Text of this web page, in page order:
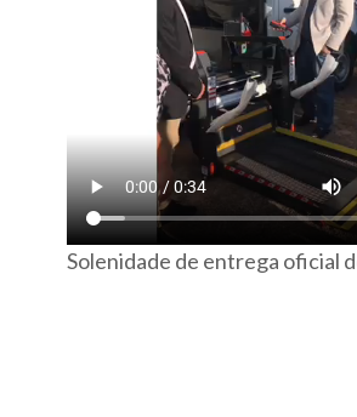
Solenidade de entrega oficial